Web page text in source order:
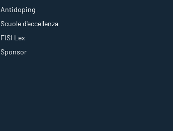
Antidoping
Scuole d'eccellenza
FISI Lex
Sponsor